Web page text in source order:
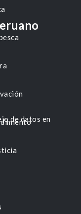
de datos en